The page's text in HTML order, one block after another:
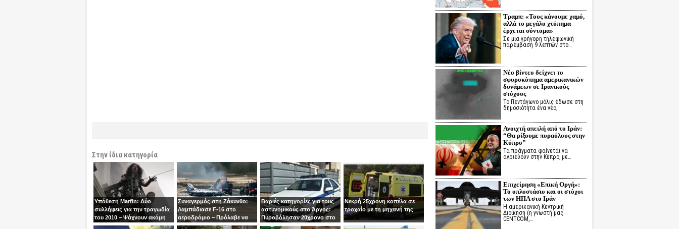
Στην ίδια κατηγορία
Υπόθεση Marfin: Δύο
συλλήψεις για την τραγωδία
του 2010 – Ψάχνουν ακόμη
μία γυναίκα
Συναγερμός στη Ζάκυνθο:
Λαμπάδιασε F-16 στο
αεροδρόμιο – Πρόλαβε να
βγει την τελευταία στιγμή ο
Βαριές κατηγορίες για τους
αστυνομικούς στο Άργος:
Πυροβόλησαν 20χρονο στο
κεφάλι
Νεκρή 25χρονη κοπέλα σε
τροχαίο με τη μηχανή της
Τραμπ: «Τους κάνουμε χαμό,
αλλά το μεγάλο χτύπημα
έρχεται σύντομα»
Σε μια γρήγορη τηλεφωνική
παρέμβαση 9 λεπτών στο…
Νέο βίντεο δείχνει το
σφυροκόπημα αμερικανικών
δυνάμεων σε Ιρανικούς
στόχους
Το Πεντάγωνο μόλις έδωσε στη
δημοσιότητα ένα νέο,…
Ανοιχτή απειλή από το Ιράν:
“Θα ρίξουμε πυραύλους στην
Κύπρο”
Τα πράγματα φαίνεται να
αγριεύουν στην Κύπρο, με…
Επιχείρηση «Επική Οργή»:
Το οπλοστάσιο και οι στόχοι
των ΗΠΑ στο Ιράν
Η αμερικανική Κεντρική
Διοίκηση (η γνωστή μας
CENTCOM,…